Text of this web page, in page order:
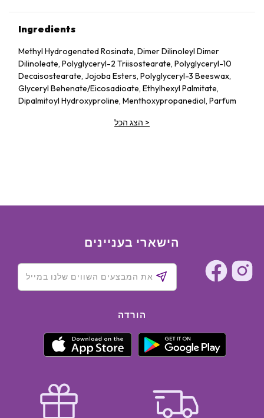
Ingredients
Methyl Hydrogenated Rosinate, Dimer Dilinoleyl Dimer
Dilinoleate, Polyglyceryl-2 Triisostearate, Polyglyceryl-10
Decaisostearate, Jojoba Esters, Polyglyceryl-3 Beeswax,
Glyceryl Behenate/​Eicosadioate, Ethylhexyl Palmitate,
Dipalmitoyl Hydroxyproline, Menthoxypropanediol, Parfum
Ethyl Vanillin, Tocopherol, Trihydroxystearin,
הצג הכל >
הישארי בעניינים
הורדה